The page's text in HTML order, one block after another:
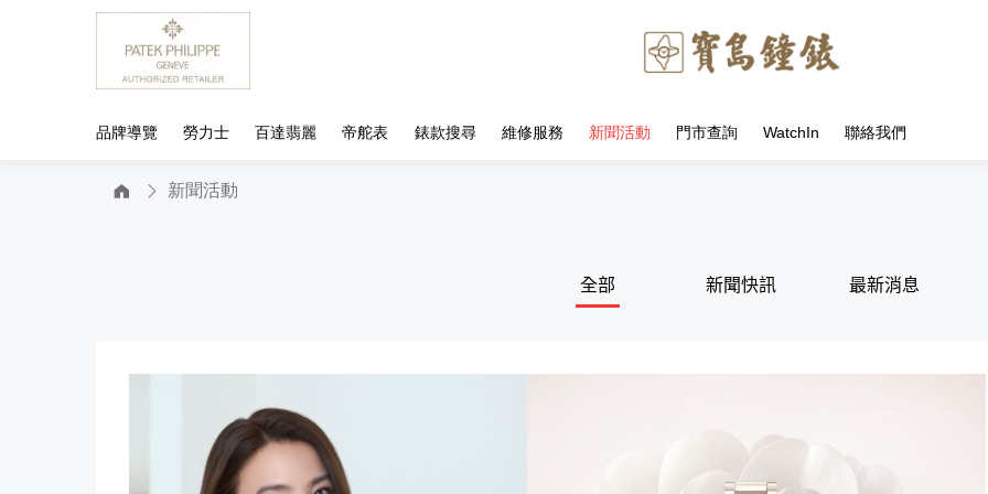
品牌導覽 勞力士 百達翡麗 帝舵表 錶款搜尋 維修服務 新聞活動 門市查詢 WatchIn 聯絡我們
新聞活動
全部 新聞快訊 最新消息